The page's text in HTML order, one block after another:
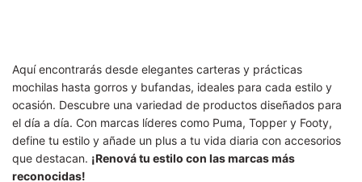
Aquí encontrarás desde elegantes carteras y prácticas
mochilas hasta gorros y bufandas, ideales para cada estilo y
ocasión. Descubre una variedad de productos diseñados para
el día a día. Con marcas líderes como Puma, Topper y Footy,
define tu estilo y añade un plus a tu vida diaria con accesorios
que destacan. ¡Renová tu estilo con las marcas más
reconocidas!